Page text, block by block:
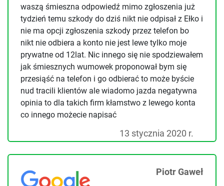
waszą śmieszna odpowiedź mimo zgłoszenia już
tydzień temu szkody do dziś nikt nie odpisał z Ełko i
nie ma opcji zgłoszenia szkody przez telefon bo
nikt nie odbiera a konto nie jest lewe tylko moje
prywatne od 12lat. Nic innego się nie spodziewałem
jak śmiesznych wumowek proponował bym się
przesiąść na telefon i go odbierać to może byście
nud tracili klientów ale wiadomo jazda negatywna
opinia to dla takich firm kłamstwo z lewego konta
co innego możecie napisać
13 stycznia 2020 r.
Piotr Gaweł